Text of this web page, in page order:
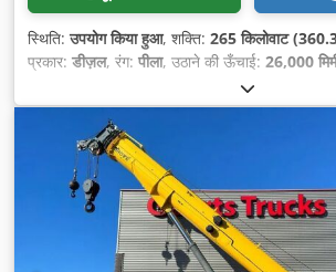
स्थिति:उपयोग किया हुआ, शक्ति: 265 किलोवाट
प्रकार: डीज़ल, रंग: पीला, उठाने की ऊँचाई: 26,000